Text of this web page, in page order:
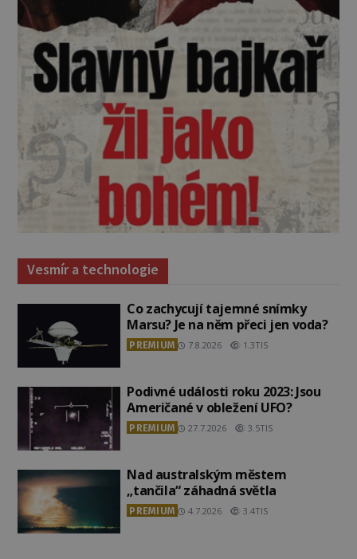
Vesmír a technologie
Co zachycují tajemné snímky
Marsu? Je na něm přeci jen voda?
PREMIUM 7.8.2026 1.3TIS
Podivné události roku 2023: Jsou
Američané v obležení UFO?
PREMIUM 27.7.2026 3.5TIS
Nad australským městem
„tančila“ záhadná světla
PREMIUM 4.7.2026 3.4TIS